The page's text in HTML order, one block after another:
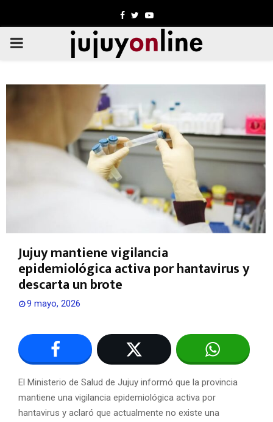
Facebook
TwitterYoutube
PRIMARY
Jujuy mantiene vigilancia
epidemiológica activa por hantavirus y
descarta un brote
9 mayo, 2026
El Ministerio de Salud de Jujuy informó que la provincia
mantiene una vigilancia epidemiológica activa por
hantavirus y aclaró que actualmente no existe una